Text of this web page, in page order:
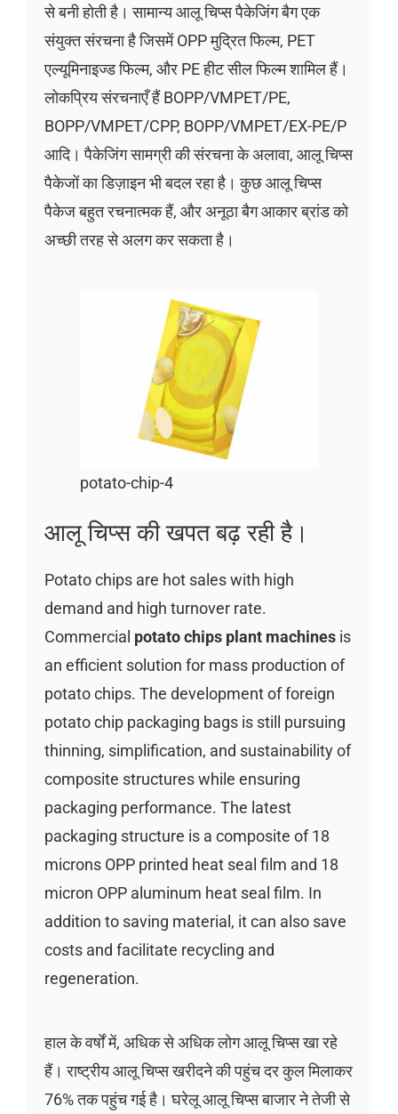
से बनी होती है। सामान्य आलू चिप्स पैकेजिंग बैग एक
संयुक्त संरचना है जिसमें OPP मुद्रित फिल्म, PET
एल्यूमिनाइज्ड फिल्म, और PE हीट सील फिल्म शामिल हैं।
लोकप्रिय संरचनाएँ हैं BOPP/VMPET/PE,
BOPP/VMPET/CPP, BOPP/VMPET/EX-PE/P
आदि। पैकेजिंग सामग्री की संरचना के अलावा, आलू चिप्स
पैकेजों का डिज़ाइन भी बदल रहा है। कुछ आलू चिप्स
पैकेज बहुत रचनात्मक हैं, और अनूठा बैग आकार ब्रांड को
अच्छी तरह से अलग कर सकता है।
potato-chip-4
आलू चिप्स की खपत बढ़ रही है।
Potato chips are hot sales with high
demand and high turnover rate.
Commercial potato chips plant machinesis
an efficient solution for mass production of
potato chips. The development of foreign
potato chip packaging bags is still pursuing
thinning, simplification, and sustainability of
composite structures while ensuring
packaging performance. The latest
packaging structure is a composite of 18
microns OPP printed heat seal film and 18
micron OPP aluminum heat seal film. In
addition to saving material, it can also save
costs and facilitate recycling and
regeneration.
हाल के वर्षों में, अधिक से अधिक लोग आलू चिप्स खा रहे
हैं। राष्ट्रीय आलू चिप्स खरीदने की पहुंच दर कुल मिलाकर
76% तक पहुंच गई है। घरेलू आलू चिप्स बाजार ने तेजी से